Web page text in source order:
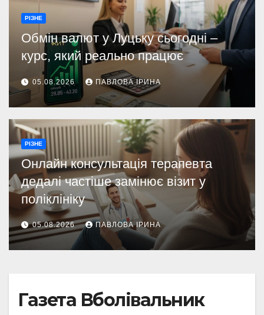
РІЗНЕ
Обмін валют у Луцьку сьогодні –
курс, який реально працює
05.08.2026 ПАВЛОВА ІРИНА
РІЗНЕ
Онлайн консультація терапевта
дедалі частіше замінює візит у
поліклініку
05.08.2026 ПАВЛОВА ІРИНА
Газета Вболівальник